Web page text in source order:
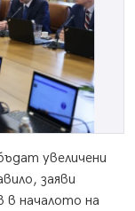
увеличени
заяви
в началото на